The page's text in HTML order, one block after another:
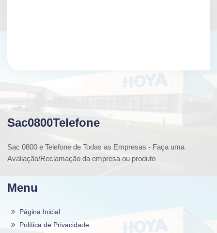
Sac0800Telefone
Sac 0800 e Telefone de Todas as Empresas - Faça uma
Avaliação/Reclamação da empresa ou produto
Menu
Página Inicial
Política de Privacidade